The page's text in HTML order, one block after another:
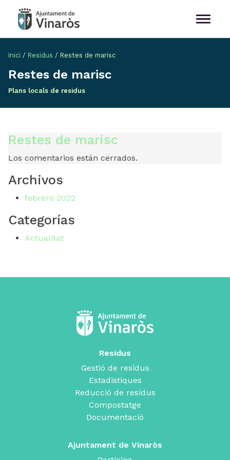
Inici / Residus / Restes de marisc
Restes de marisc
Plans locals de residus
Restes de marisc
Los comentarios están cerrados.
Archivos
febrero 2022
Categorías
Actualitat
Residus
Gestió de residus
Estadistiques
Reducció de residus
Compostatge
Documentació
Ajuntament de Vinaròs